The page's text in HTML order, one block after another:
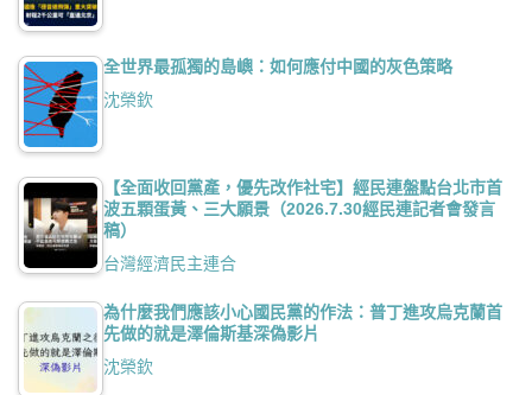
全世界最孤獨的島嶼：如何應付中國的灰色策略
沈榮欽
【全面收回黨產，優先改作社宅】經民連盤點台北市首
波五顆蛋黃、三大願景（2026.7.30經民連記者會發言
稿）
台灣經濟民主連合
為什麼我們應該小心國民黨的作法：普丁進攻烏克蘭首
先做的就是澤倫斯基深偽影片
沈榮欽